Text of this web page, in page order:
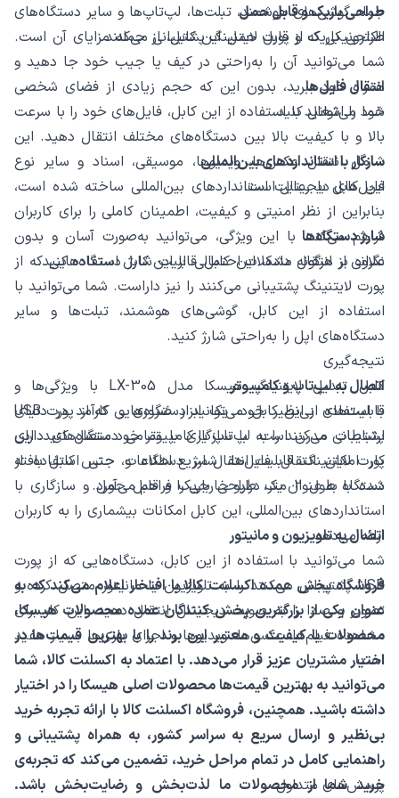
طراحی باریک و قابل حمل
طراحی باریک و قابل حمل این کابل، از جمله مزایای آن است.
شما می‌توانید آن را به‌راحتی در کیف یا جیب خود جا دهید و
همراه خود ببرید، بدون این که حجم زیادی از فضای شخصی
خود را اشغال کنید.
سازگار با استانداردهای بین‌المللی
این کابل با رعایت استانداردهای بین‌المللی ساخته شده است،
بنابراین از نظر امنیتی و کیفیت، اطمینان کاملی را برای کاربران
فراهم می‌کند. با این ویژگی، می‌توانید به‌صورت آسان و بدون
نگرانی از هرگونه مشکلات احتمالی، از این کابل استفاده کنید.
جمله گوشی‌های هوشمند، تبلت‌ها، لپ‌تاپ‌ها و سایر دستگاه‌های
الکترونیکی که از پورت لایتنینگ پشتیبانی می‌کنند.
انتقال فایل‌ها
شما می‌توانید با استفاده از این کابل، فایل‌های خود را با سرعت
بالا و با کیفیت بالا بین دستگاه‌های مختلف انتقال دهید. این
شامل انتقال عکس‌ها، ویدیوها، موسیقی، اسناد و سایر نوع
فایل‌های دیجیتال است.
شارژ دستگاه‌ها
علاوه بر انتقال داده، این کابل قابلیت شارژ دستگاه‌هایی که از
پورت لایتنینگ پشتیبانی می‌کنند را نیز داراست. شما می‌توانید با
استفاده از این کابل، گوشی‌های هوشمند، تبلت‌ها و سایر
دستگاه‌های اپل را به‌راحتی شارژ کنید.
اتصال به لپ‌تاپ و کامپیوتر
با استفاده از این کابل، می‌توانید دستگاه‌هایی که از پورت USB
پشتیبانی می‌کنند را به لپ‌تاپ یا کامپیوتر خود متصل کنید. این
کار امکان انتقال فایل‌ها، شارژ دستگاه و حتی استفاده از
دستگاه به عنوان یک درایو خارجی را فراهم می‌آورد.
اتصال به تلویزیون و مانیتور
شما می‌توانید با استفاده از این کابل، دستگاه‌هایی که از پورت
USB پشتیبانی می‌کنند را به تلویزیون یا مانیتور متصل کرده و
تصویر و صدا را به صورت دیجیتال انتقال دهید. این کار برای
مشاهده فیلم‌ها، عکس‌ها، ویدیوها و اجرای بازی‌ها بسیار مفید
است.
نتیجه‌گیری
کابل تبدیل لایتنینگ هیسکا مدل LX-305 با ویژگی‌ها و
قابلیت‌های بی‌نظیر خود، یک ابزار ضروری و کارآمد در دنیای
ارتباطات مدرن است. با سازگاری با تمامی دستگاه‌های دارای
پورت لایتنینگ، قابلیت انتقال سریع اطلاعات، جنس کابل بافته
شده با طول 2 متر، طراحی باریک و قابل حمل و سازگاری با
استانداردهای بین‌المللی، این کابل امکانات بیشماری را به کاربران
ارائه می‌دهد.
فروشگاه پخش عمده اکسلنت کالا با افتخار اعلام می‌کند که به
عنوان یکی از بزرگترین پخش کنندگان عمده محصولات هیسکا،
محصولات با کیفیت و معتبر این برند را با بهترین قیمت‌ها در
اختیار مشتریان عزیز قرار می‌دهد. با اعتماد به اکسلنت کالا، شما
می‌توانید به بهترین قیمت‌ها محصولات اصلی هیسکا را در اختیار
داشته باشید. همچنین، فروشگاه اکسلنت کالا با ارائه تجربه خرید
بی‌نظیر و ارسال سریع به سراسر کشور، به همراه پشتیبانی و
راهنمایی کامل در تمام مراحل خرید، تضمین می‌کند که تجربه‌ی
خرید شما از محصولات ما لذت‌بخش و رضایت‌بخش باشد.
پرسش‌های متداول